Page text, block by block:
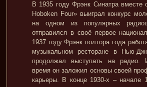
В 1935 году Фрэнк Синатра вместе
Hoboken Four» выиграл конкурс
на одном из популярных
отправился в своё первое
1937 году Фрэнк полтора года
музыкальном ресторане в Нью-
продолжал выступать на радио.
время он заложил основы своей
карьеры. В конце 1930-х – начале